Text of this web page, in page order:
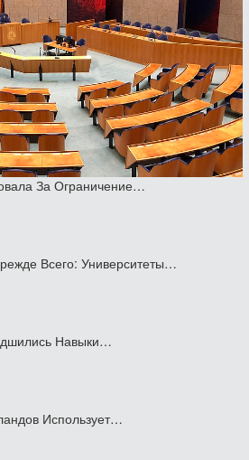
За Ограничение…
Всего: Университеты…
Навыки…
Использует…